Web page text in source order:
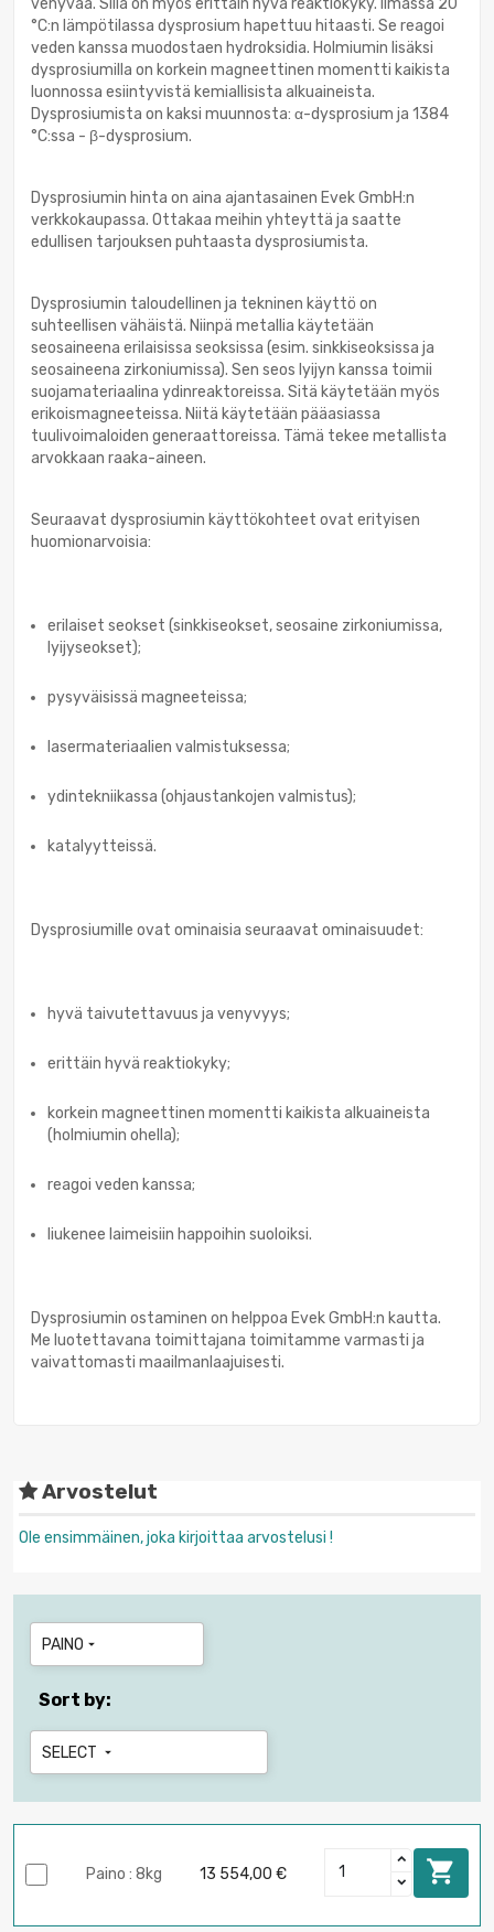
°C:n lämpötilassa dysprosium hapettuu hitaasti. Se reagoi
veden kanssa muodostaen hydroksidia. Holmiumin lisäksi
dysprosiumilla on korkein magneettinen momentti kaikista
luonnossa esiintyvistä kemiallisista alkuaineista.
Dysprosiumista on kaksi muunnosta: α-dysprosium ja 1384
°C:ssa - β-dysprosium.
Dysprosiumin hinta on aina ajantasainen Evek GmbH:n
verkkokaupassa. Ottakaa meihin yhteyttä ja saatte
edullisen tarjouksen puhtaasta dysprosiumista.
Dysprosiumin taloudellinen ja tekninen käyttö on
suhteellisen vähäistä. Niinpä metallia käytetään
seosaineena erilaisissa seoksissa (esim. sinkkiseoksissa ja
seosaineena zirkoniumissa). Sen seos lyijyn kanssa toimii
suojamateriaalina ydinreaktoreissa. Sitä käytetään myös
erikoismagneeteissa. Niitä käytetään pääasiassa
tuulivoimaloiden generaattoreissa. Tämä tekee metallista
arvokkaan raaka-aineen.
Seuraavat dysprosiumin käyttökohteet ovat erityisen
huomionarvoisia:
erilaiset seokset (sinkkiseokset, seosaine zirkoniumissa,
lyijyseokset);
pysyväisissä magneeteissa;
lasermateriaalien valmistuksessa;
ydintekniikassa (ohjaustankojen valmistus);
katalyytteissä.
Dysprosiumille ovat ominaisia seuraavat ominaisuudet:
hyvä taivutettavuus ja venyvyys;
erittäin hyvä reaktiokyky;
korkein magneettinen momentti kaikista alkuaineista
(holmiumin ohella);
reagoi veden kanssa;
liukenee laimeisiin happoihin suoloiksi.
Dysprosiumin ostaminen on helppoa Evek GmbH:n kautta.
Me luotettavana toimittajana toimitamme varmasti ja
vaivattomasti maailmanlaajuisesti.
Arvostelut
Ole ensimmäinen, joka kirjoittaa arvostelusi !
PAINO 
Sort by:
SELECT 
Paino : 8kg 13 554,00 € 